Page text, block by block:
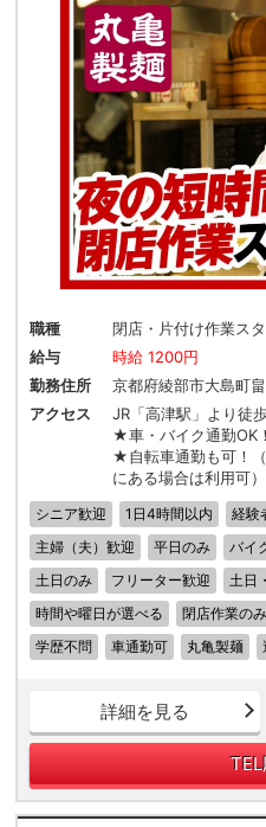
職種
閉店・片付け作業ス
給与
時給 1200円
勤務住所
京都府綾部市大島町
アクセス
JR「高津駅」より徒
★車・バイク通勤OK
★自転車通勤も可！
にある場合は利用可）
シニア歓迎 1日4時間以内 経験
主婦（夫）歓迎
平日のみ バイ
土日のみ
フリーター歓迎 土日
時間や曜日が選べる
閉店作業のみ
学歴不問
車通勤可 丸亀製麺
詳細を見る